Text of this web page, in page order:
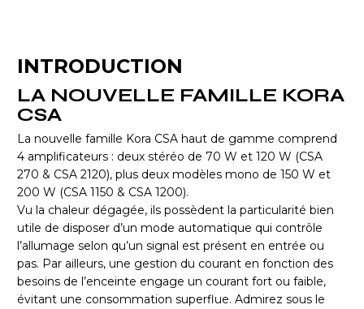
INTRODUCTION
LA NOUVELLE FAMILLE KORA
CSA
La nouvelle famille Kora CSA haut de gamme comprend
4 amplificateurs : deux stéréo de 70 W et 120 W (CSA
270 & CSA 2120), plus deux modèles mono de 150 W et
200 W (CSA 1150 & CSA 1200).
Vu la chaleur dégagée, ils possèdent la particularité bien
utile de disposer d’un mode automatique qui contrôle
l’allumage selon qu’un signal est présent en entrée ou
pas. Par ailleurs, une gestion du courant en fonction des
besoins de l’enceinte engage un courant fort ou faible,
évitant une consommation superflue. Admirez sous le